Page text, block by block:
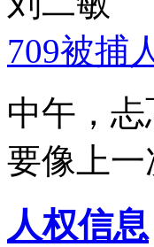
709被捕
中午，
要像上
人权信息